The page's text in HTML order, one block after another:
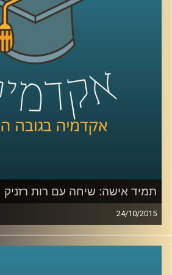
יחד עם זאת, הרשת לא אוהבת
יודעים למה? על יצירתיות
להיות בצורות נוספות מחוץ
קרדיט תמונות: AudioVersity
תמיד אישה: שיחה עם רות רזניק
24/10/2015
רות רזניק, מייסדת ויושבת